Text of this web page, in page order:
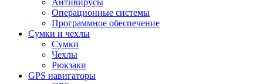
Антивирусы
Операционные системы
Программное обеспечение
Сумки и чехлы
Сумки
Чехлы
Рюкзаки
GPS навигаторы